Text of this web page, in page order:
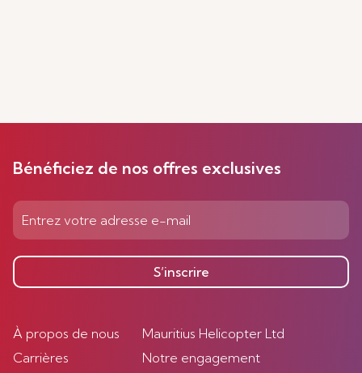
Bénéficiez de nos offres exclusives
S’inscrire
À propos de nous
Carrières
Mauritius Helicopter Ltd
Notre engagement